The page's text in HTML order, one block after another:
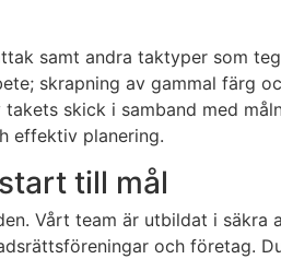
samt andra taktyper som
skrapning av gammal färg
skick i samband med
effektiv planering.
till mål
Vårt team är utbildat i säkra
och företag.